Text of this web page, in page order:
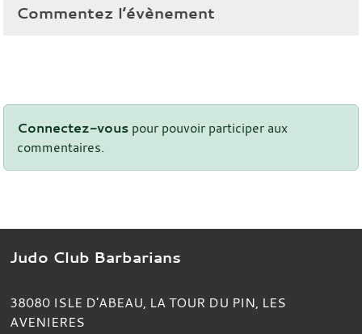
Commentez l’évènement
Connectez-vous pour pouvoir participer aux
commentaires.
Judo Club Barbarians
38080 ISLE D'ABEAU, LA TOUR DU PIN, LES
AVENIERES